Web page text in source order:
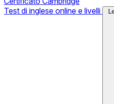
Test di inglese online e livelli